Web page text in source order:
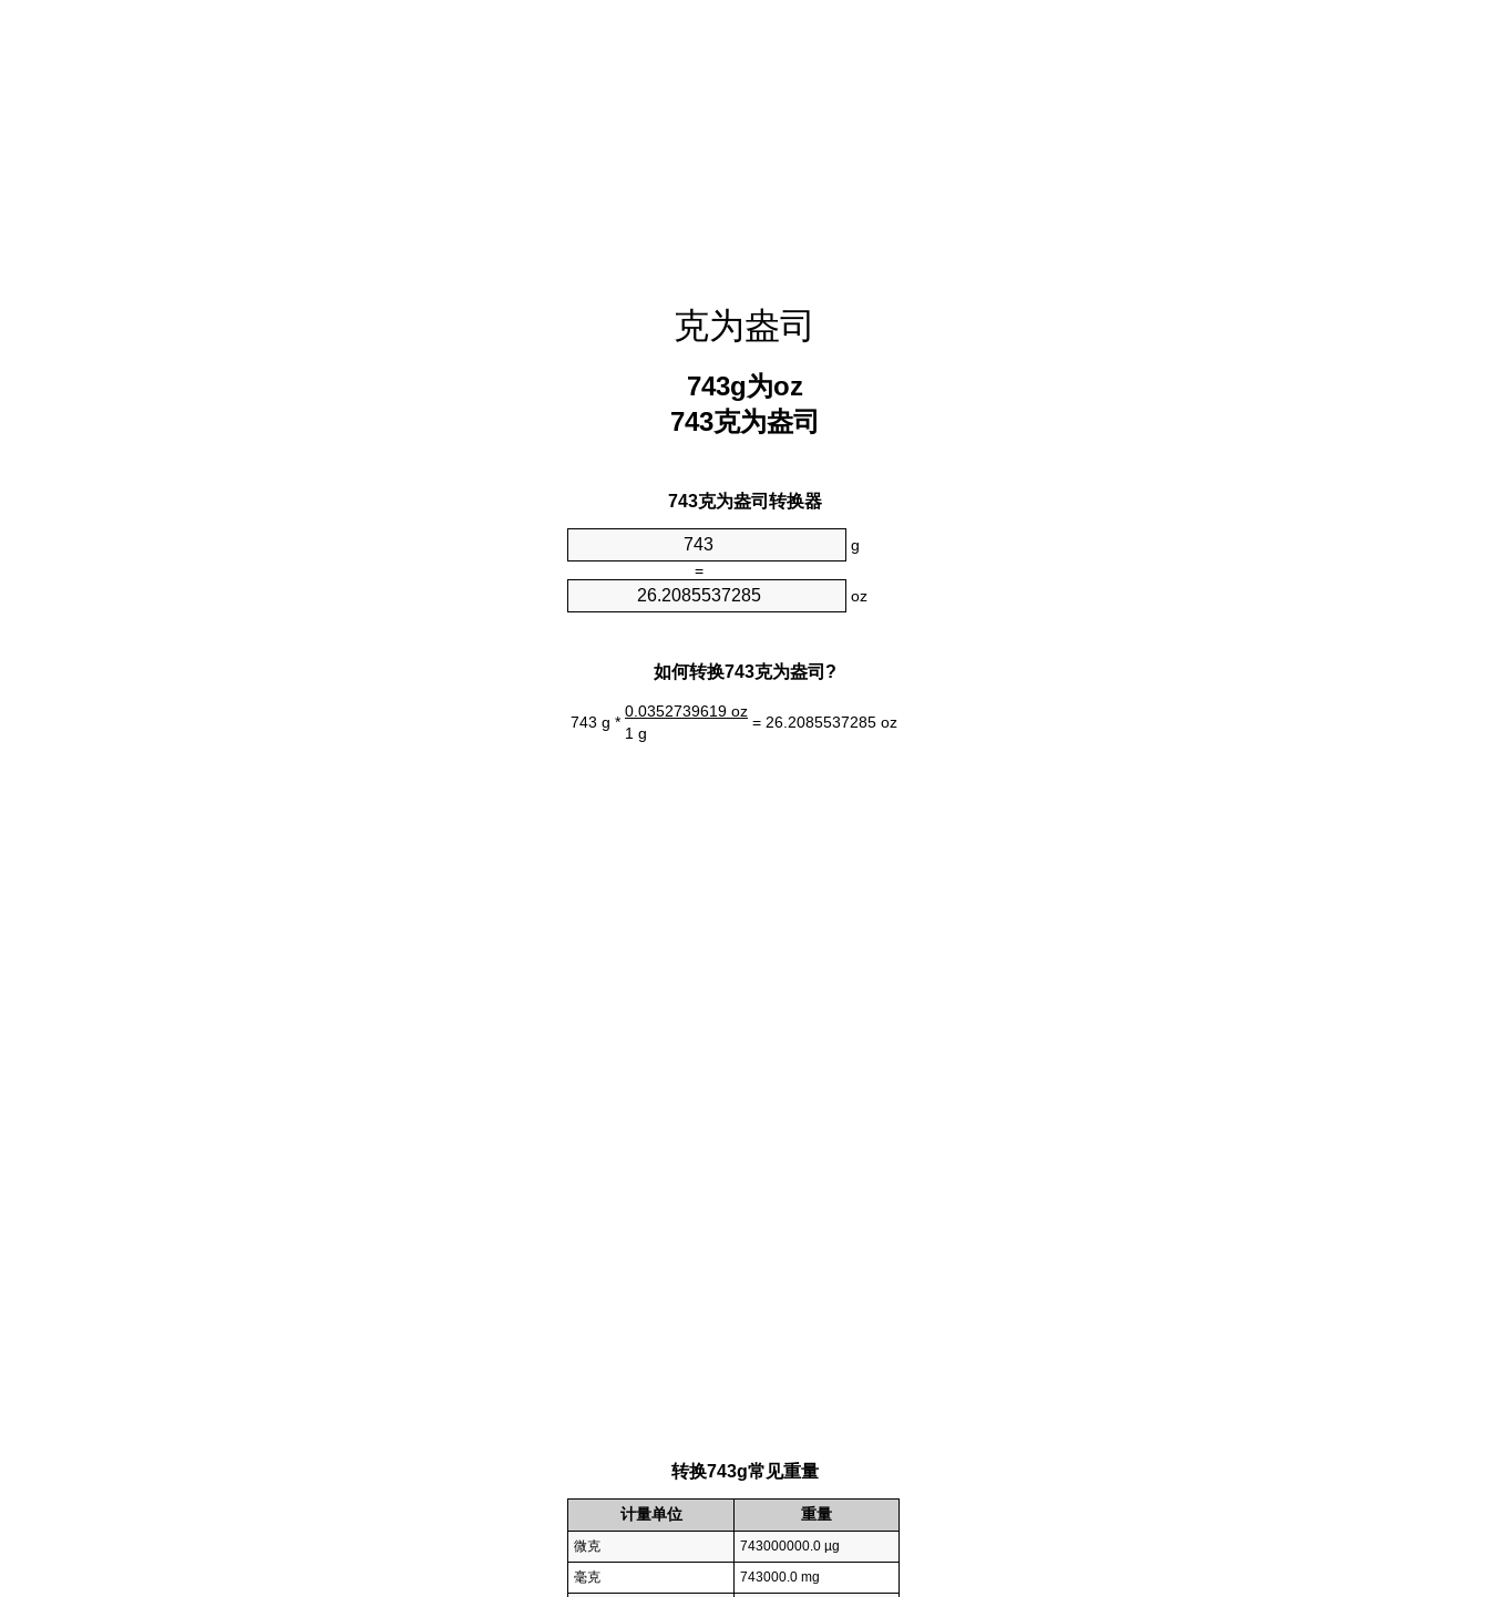
克为盎司
743g为oz
743克为盎司
743克为盎司转换器
g
=
oz
如何转换743克为盎司?
743 g *
0.0352739619 oz
= 26.2085537285 oz
1 g
转换743g常见重量
计量单位 重量
微克
743000000.0 µg
毫克
743000.0 mg